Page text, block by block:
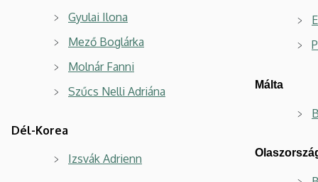
Gyulai Ilona
Mező Boglárka
Molnár Fanni
Szűcs Nelli Adriána
Dél-Korea
Izsvák Adrienn
Málta